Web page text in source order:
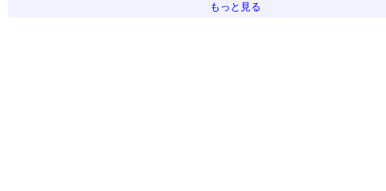
もっと見る